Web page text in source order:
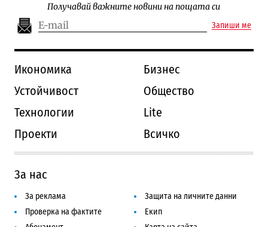
Получавай важните новини на пощата си
Запиши ме
Икономика
Бизнес
Устойчивост
Общество
Технологии
Lite
Проекти
Всичко
За нас
За реклама
Защита на личните данни
Проверка на фактите
Екип